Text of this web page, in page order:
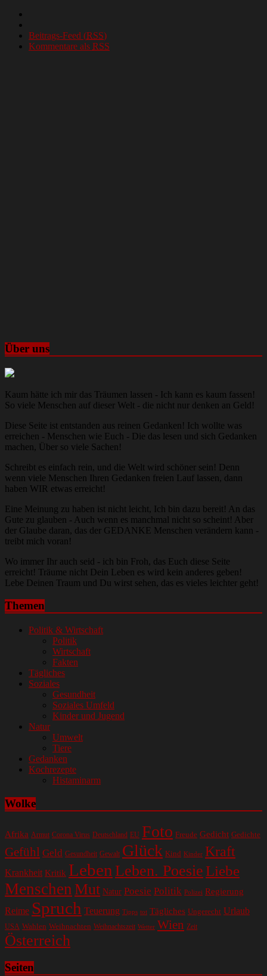
Beitrags-Feed (RSS)
Kommentare als RSS
Über uns
Kaum hätte ich mir das Träumen lassen - Ich kann es kaum fassen!
So viele Menschen auf dieser Welt - die nicht nur denken an Geld!
Diese Seite ist entstanden aus reinen Gedanken! Ich wollte was
erreichen - Menschen wie Euch - Die das lesen und sich Gedanken
machen, Über so viele Sachen!
Schreibt es einfach rein, und die Welt wird schöner sein! Denn
wenn viele Menschen Ihren Gedanken freien Lauf lassen, dann
haben WIR etwas erreicht!
Eine Meinung zu haben ist nicht leicht, Ich bin dazu bereit! An das
Gute zu glauben - Auch wenn es manchmal nicht so scheint! Aber
der Glaube daran, das der GEDANKE Menschen verändern kann -
treibt mich voran!
Wo immer Ihr auch seid - ich bin Froh, das Euch diese Seite
erreicht! Träume nicht Dein Leben es wird kein anderes geben!
Lebe Deinen Traum und Du wirst sehen, das es vieles leichter geht!
Themen
Politik & Wirtschaft
Politik
Wirtschaft
Fakten
Tägliches
Soziales
Gesundheit
Soziales Umfeld
Kinder und Jugend
Natur
Umwelt
Tiere
Gedanken
Kochrezepte
Histaminarm
Wolke
Afrika Armut Corona Virus Deutschland EU Foto Freude Gedicht Gedichte
Gefühl Geld Gesundheit Gewalt Glück Kind Kinder Kraft
Krankheit Kritik Leben Leben. Poesie Liebe
Menschen Mut Natur Poesie Politik Polizei Regierung
Reime Spruch Teuerung Tipps tot Tägliches Ungerecht Urlaub
USA Wahlen Weihnachten Weihnachtszeit Wetter Wien Zeit
Österreich
Seiten